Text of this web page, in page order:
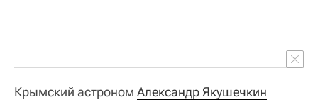
Крымский астроном Александр Якушечкин